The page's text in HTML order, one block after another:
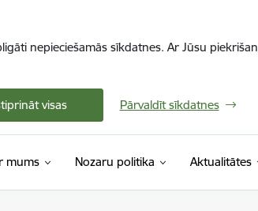
nepieciešamās sīkdatnes. Ar Jūsu
visas Pārvaldīt sīkdatnes
mums Nozaru politika Aktualitātes